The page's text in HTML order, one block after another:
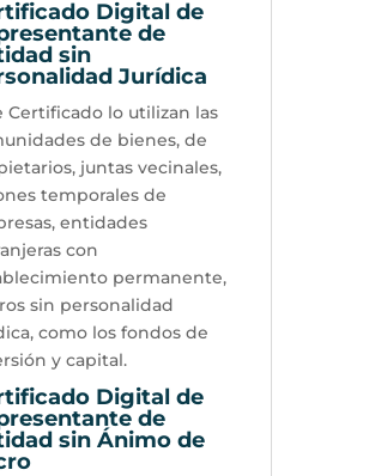
Digital de
de
sin
Jurídica
Certificado lo utilizan las
de bienes, de
juntas vecinales,
temporales de
entidades
con
permanente,
sin personalidad
como los fondos de
y capital.
Digital de
de
sin Ánimo de